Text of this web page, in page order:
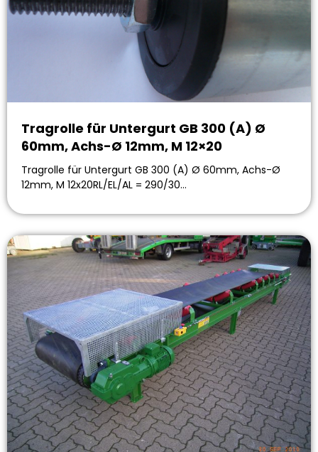
Tragrolle für Untergurt GB 300 (A) Ø
60mm, Achs-Ø 12mm, M 12×20
Tragrolle für Untergurt GB 300 (A) Ø 60mm, Achs-Ø
12mm, M 12x20RL/EL/AL = 290/30…